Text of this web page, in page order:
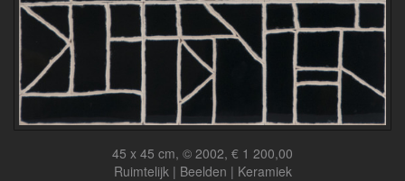
45 x 45 cm, © 2002, € 1 200,00
Ruimtelijk | Beelden | Keramiek